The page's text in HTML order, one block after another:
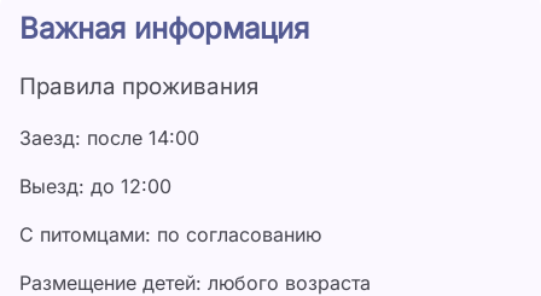
Важная информация
Правила проживания
Заезд: после 14:00
Выезд: до 12:00
С питомцами: по согласованию
Размещение детей: любого возраста